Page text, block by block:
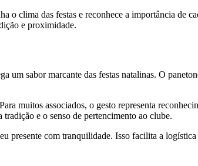
clima das festas e reconhece a importância de
e proximidade.
um sabor marcante das festas natalinas. O
muitos associados, o gesto representa
e o senso de pertencimento ao clube.
presente com tranquilidade. Isso facilita a